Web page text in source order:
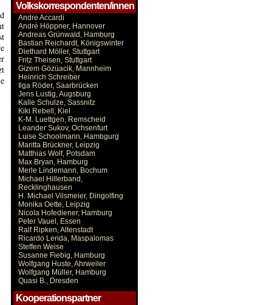
Volkskorrespondenten/innen
Andre Accardi
André Höppner, Hannover
Andreas Grünwald, Hamburg
Bastian Reichardt, Königswinter
Diethard Möller, Stuttgart
Fritz Theisen, Stuttgart
Gizem Gözüacik, Mannheim
Heinrich Schreiber
Ilga Röder, Saarbrücken
Jens Lustig, Augsburg
Kalle Schulze, Sassnitz
Kiki Rebell, Kiel
K-M. Luettgen, Remscheid
Leander Sukov, Ochsenfurt
Luise Schoolmann, Hambgurg
Maritta Brückner, Leipzig
Matthias Wolf, Potsdam
Max Bryan, Hamburg
Merle Lindemann, Bochum
Michael Hillerband,
Recklinghausen
H. Michael Vilsmeier, Dingolfing
Monika Oette, Leipzig
Nicola Hofediener, Hamburg
Peter Vauel, Essen
Ralf Ripken, Altenstadt
Ricardo Lerida, Maspalomas
Steffen Weise
Susanne Fiebig, Hamburg
Wolfgang Huste, Ahrweiler
Wolfgang Müller, Hamburg
Quasi B., Dresden
Kooperationspartner